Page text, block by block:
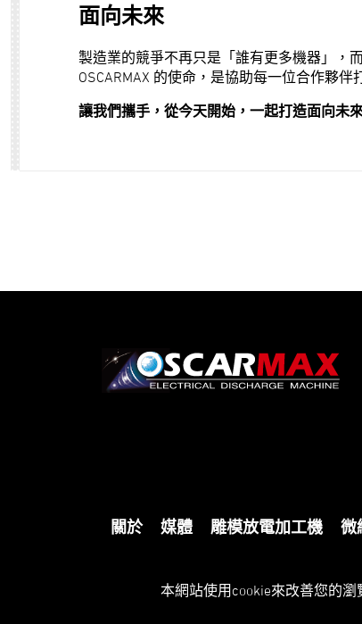
面向未來
製造業的競爭不再只是「誰有更多機器」，
OSCARMAX 的使命，是協助每一位合作夥
讓我們攜手，從今天開始，一起打造面向未
關於 媒體 雕模放電加工機 微
本網站使用cookie來改善您的